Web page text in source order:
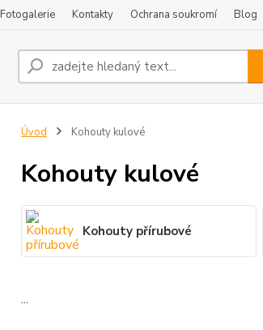
Fotogalerie Kontakty Ochrana soukromí Blog
Úvod Kohouty kulové
Kohouty kulové
Kohouty přírubové
...